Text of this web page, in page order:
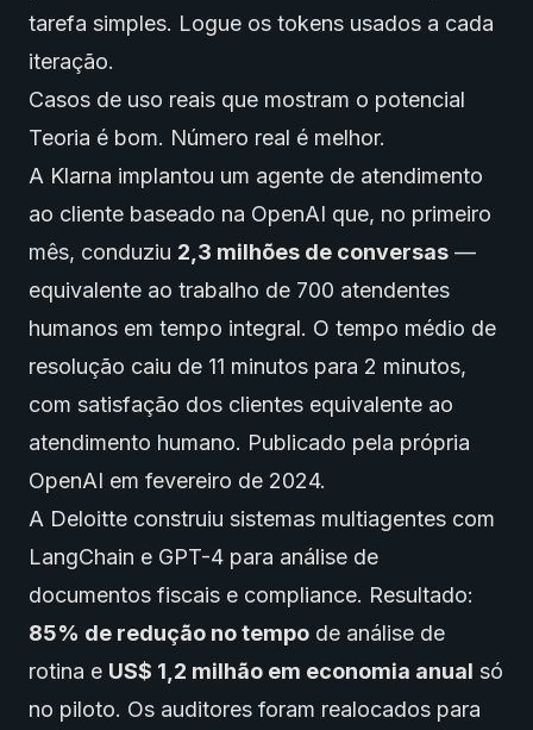
tarefa simples. Logue os tokens usados a cada
iteração.
Casos de uso reais que mostram o potencial
Teoria é bom. Número real é melhor.
A Klarna implantou um agente de atendimento
ao cliente baseado na OpenAI que, no primeiro
mês, conduziu 2,3 milhões de conversas —
equivalente ao trabalho de 700 atendentes
humanos em tempo integral. O tempo médio de
resolução caiu de 11 minutos para 2 minutos,
com satisfação dos clientes equivalente ao
atendimento humano. Publicado pela própria
OpenAI em fevereiro de 2024.
A Deloitte construiu sistemas multiagentes com
LangChain e GPT-4 para análise de
documentos fiscais e compliance. Resultado:
85% de redução no tempo de análise de
rotina e US$ 1,2 milhão em economia anual só
no piloto. Os auditores foram realocados para